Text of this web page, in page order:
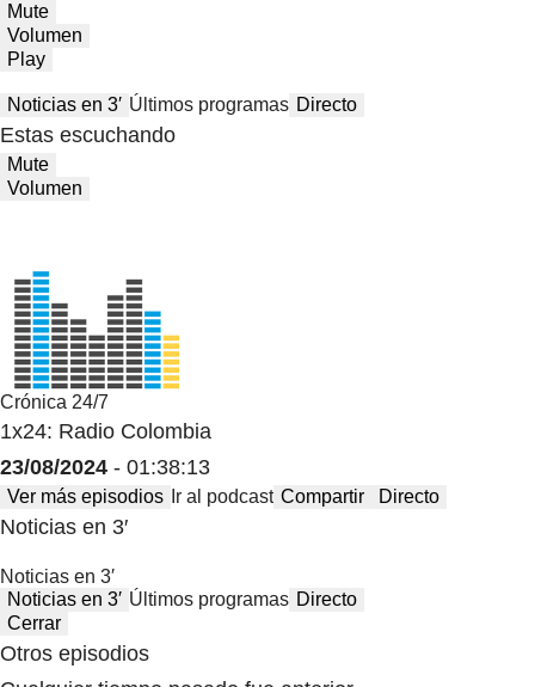
Mute
Volumen
Play
Noticias en 3′ Últimos programas Directo
Estas escuchando
Mute
Volumen
Crónica 24/7
1x24: Radio Colombia
23/08/2024 - 01:38:13
Ver más episodios Ir al podcast Compartir Directo
Noticias en 3′
Noticias en 3′
Noticias en 3′ Últimos programas Directo
Cerrar
Otros episodios